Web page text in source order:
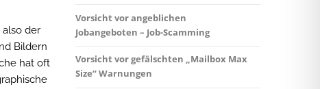
also der
Bildern
hat oft
Vorsicht vor angeblichen
Jobangeboten – Job-Scamming
Vorsicht vor gefälschten „Mailbox Max
Size“ Warnungen